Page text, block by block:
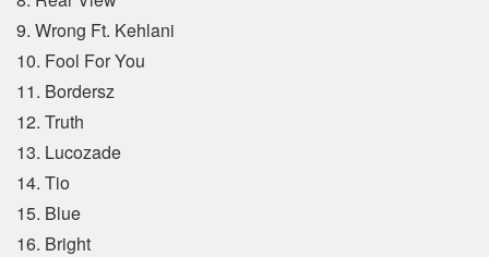
9. Wrong Ft. Kehlani
10. Fool For You
11. Bordersz
12. Truth
13. Lucozade
14. Tio
15. Blue
16. Bright